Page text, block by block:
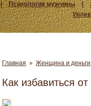
| Психология мужчины |
Главная » Женщина и деньги
Как избавиться